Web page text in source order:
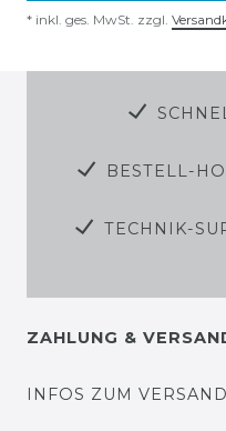
* inkl. ges. MwSt. zzgl.
BESTELL-
TECHNIK-
ZAHLUNG &
INFOS ZUM VERSAND